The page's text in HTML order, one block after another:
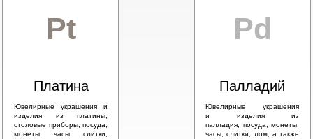
Pt
Платина
Ювелирные украшения и
изделия из платины,
столовые приборы, посуда,
монеты, часы, слитки,
Pd
Палладий
Ювелирные украшения
и изделия из
палладия, посуда, монеты,
часы, слитки, лом, а также